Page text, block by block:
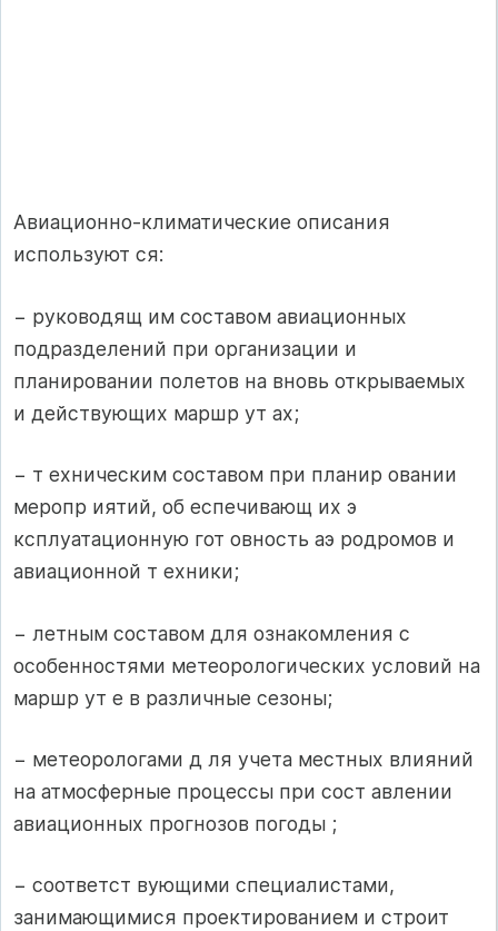
Авиационно-климатические описания
используют ся:
− руководящ им составом авиационных
подразделений при организации и
планировании полетов на вновь открываемых
и действующих маршр ут ах;
− т ехническим составом при планир овании
меропр иятий, об еспечивающ их э
ксплуатационную гот овность аэ родромов и
авиационной т ехники;
− летным составом для ознакомления с
особенностями метеорологических условий на
маршр ут е в различные сезоны;
− метеорологами д ля учета местных влияний
на атмосферные процессы при сост авлении
авиационных прогнозов погоды ;
− соответст вующими специалистами,
занимающимися проектированием и строит